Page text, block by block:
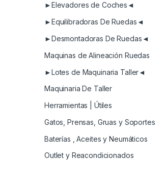
►Elevadores de Coches◄
►Equilibradoras De Ruedas◄
►Desmontadoras De Ruedas◄
Maquinas de Alineación Ruedas
►Lotes de Maquinaria Taller◄
Maquinaria De Taller
Herramientas | Útiles
Gatos, Prensas, Gruas y Soportes
Baterías , Aceites y Neumáticos
Outlet y Reacondicionados